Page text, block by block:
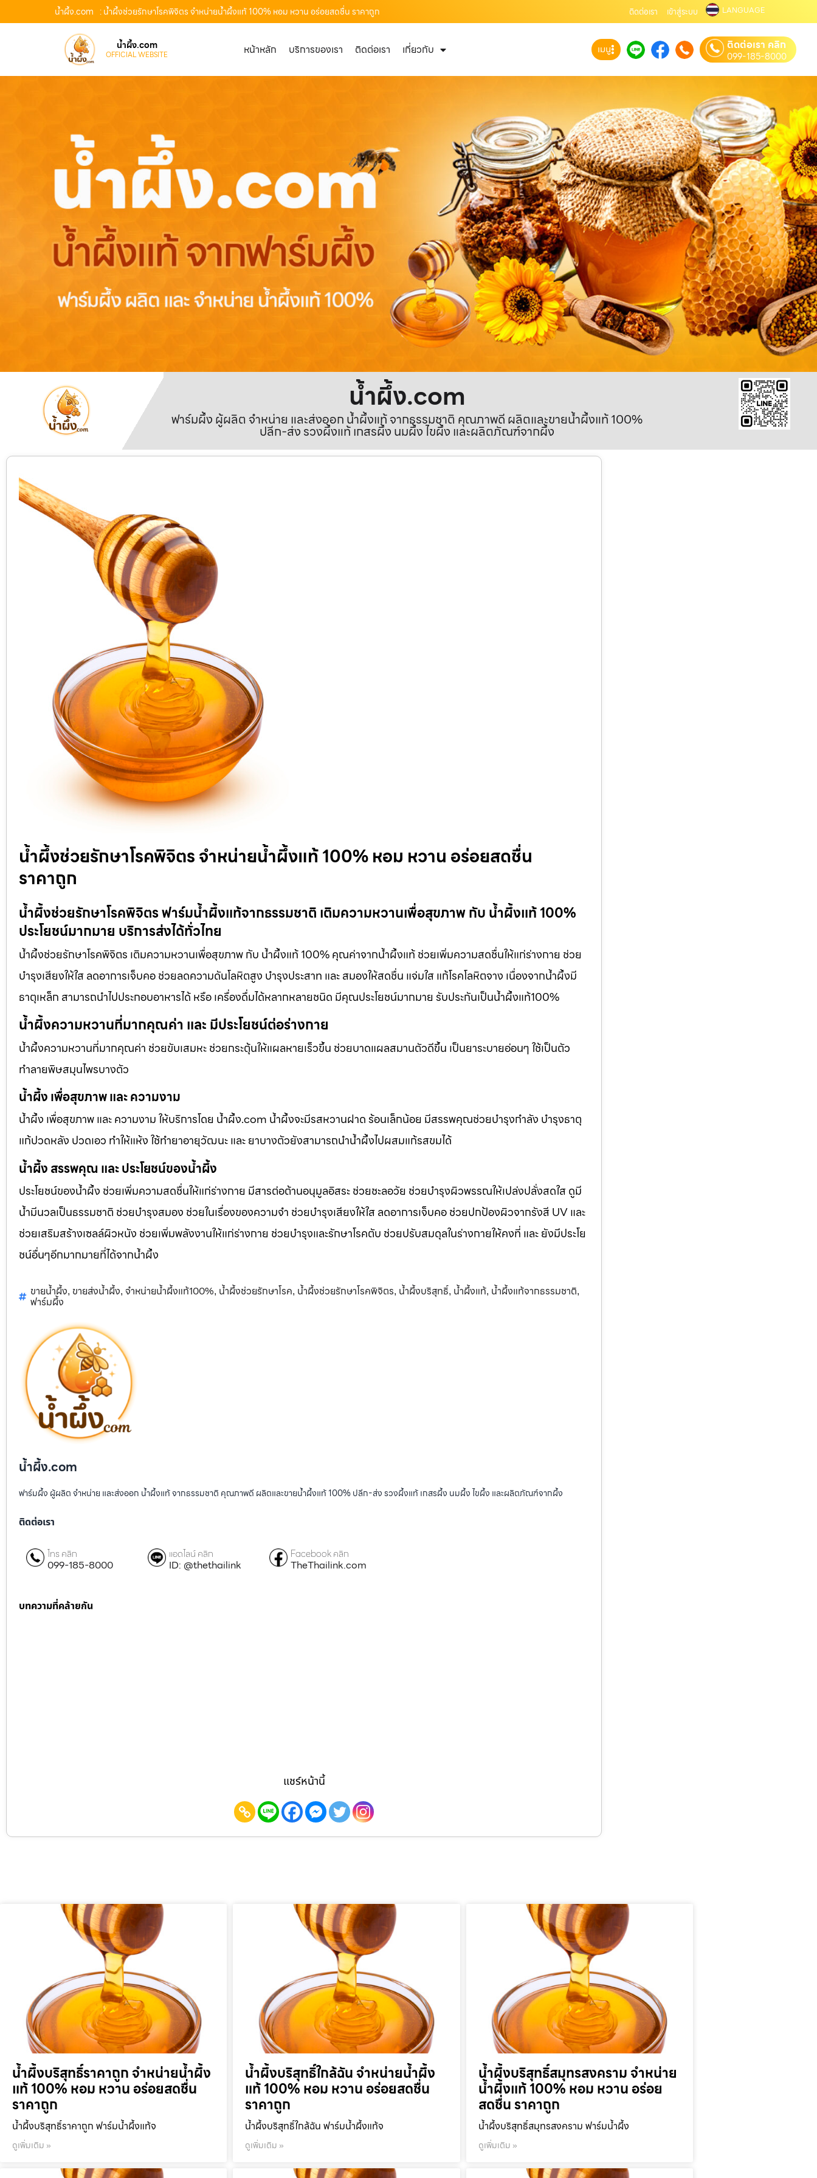
น้ำผึ้ง.com : น้ำผึ้งช่วยรักษาโรคพิจิตร จำหน่ายน้ำผึ้งแท้ 100% หอม หวาน อร่อยสดชื่น ราคาถูก ติดต่อเรา เข้าสู่ระบบ LANGUAGE
น้ำผึ้ง.com
OFFICIAL WEBSITE หน้าหลัก บริการของเรา ติดต่อเรา เกี่ยวกับ เมนู ติดต่อเรา คลิก
099-185-8000
น้ำผึ้ง.com
ฟาร์มผึ้ง ผู้ผลิต จำหน่าย และส่งออก น้ำผึ้งแท้ จากธรรมชาติ คุณภาพดี ผลิตและขายน้ำผึ้งแท้ 100%
ปลีก-ส่ง รวงผึ้งแท้ เกสรผึ้ง นมผึ้ง ไขผึ้ง และผลิตภัณฑ์จากผึ้ง
น้ำผึ้งช่วยรักษาโรคพิจิตร จำหน่ายน้ำผึ้งแท้ 100% หอม หวาน อร่อยสดชื่น
ราคาถูก
น้ำผึ้งช่วยรักษาโรคพิจิตร ฟาร์มน้ำผึ้งแท้จากธรรมชาติ เติมความหวานเพื่อสุขภาพ กับ น้ำผึ้งแท้ 100%
ประโยชน์มากมาย บริการส่งได้ทั่วไทย
น้ำผึ้งช่วยรักษาโรคพิจิตร เติมความหวานเพื่อสุขภาพ กับ น้ำผึ้งแท้ 100% คุณค่าจากน้ำผึ้งแท้ ช่วยเพิ่มความสดชื่นให้แก่ร่างกาย ช่วย
บำรุงเสียงให้ใส ลดอาการเจ็บคอ ช่วยลดความดันโลหิตสูง บำรุงประสาท และ สมองให้สดชื่น แจ่มใส แก้โรคโลหิตจาง เนื่องจากน้ำผึ้งมี
ธาตุเหล็ก สามารถนำไปประกอบอาหารได้ หรือ เครื่องดื่มได้หลากหลายชนิด มีคุณประโยชน์มากมาย รับประกันเป็นน้ำผึ้งแท้100%
น้ำผึ้งความหวานที่มากคุณค่า และ มีประโยชน์ต่อร่างกาย
น้ำผึ้งความหวานที่มากคุณค่า ช่วยขับเสมหะ ช่วยกระตุ้นให้แผลหายเร็วขึ้น ช่วยบาดแผลสมานตัวดีขึ้น เป็นยาระบายอ่อนๆ ใช้เป็นตัว
ทำลายพิษสมุนไพรบางตัว
น้ำผึ้ง เพื่อสุขภาพ และ ความงาม
น้ำผึ้ง เพื่อสุขภาพ และ ความงาม ให้บริการโดย น้ำผึ้ง.com น้ำผึ้งจะมีรสหวานฝาด ร้อนเล็กน้อย มีสรรพคุณช่วยบำรุงกำลัง บำรุงธาตุ
แก้ปวดหลัง ปวดเอว ทำให้แห้ง ใช้ทำยาอายุวัฒนะ และ ยาบางตัวยังสามารถนำน้ำผึ้งไปผสมแก้รสขมได้
น้ำผึ้ง สรรพคุณ และ ประโยชน์ของน้ำผึ้ง
ประโยชน์ของน้ำผึ้ง ช่วยเพิ่มความสดชื่นให้แก่ร่างกาย มีสารต่อต้านอนุมูลอิสระ ช่วยชะลอวัย ช่วยบำรุงผิวพรรณให้เปล่งปลั่งสดใส ดูมี
น้ำมีนวลเป็นธรรมชาติ ช่วยบำรุงสมอง ช่วยในเรื่องของความจำ ช่วยบำรุงเสียงให้ใส ลดอาการเจ็บคอ ช่วยปกป้องผิวจากรังสี UV และ
ช่วยเสริมสร้างเซลล์ผิวหนัง ช่วยเพิ่มพลังงานให้แก่ร่างกาย ช่วยบำรุงและรักษาโรคตับ ช่วยปรับสมดุลในร่างกายให้คงที่ และ ยังมีประโย
ชน์อื่นๆอีกมากมายที่ได้จากน้ำผึ้ง
ขายน้ำผึ้ง, ขายส่งน้ำผึ้ง, จำหน่ายน้ำผึ้งแท้100%, น้ำผึ้งช่วยรักษาโรค, น้ำผึ้งช่วยรักษาโรคพิจิตร, น้ำผึ้งบริสุทธิ์, น้ำผึ้งแท้, น้ำผึ้งแท้จากธรรมชาติ,
ฟาร์มผึ้ง
น้ำผึ้ง.com
ฟาร์มผึ้ง ผู้ผลิต จำหน่าย และส่งออก น้ำผึ้งแท้ จากธรรมชาติ คุณภาพดี ผลิตและขายน้ำผึ้งแท้ 100% ปลีก-ส่ง รวงผึ้งแท้ เกสรผึ้ง นมผึ้ง ไขผึ้ง และผลิตภัณฑ์จากผึ้ง
ติดต่อเรา
โทร คลิก
099-185-8000
แอดไลน์ คลิก
ID: @thethailink
Facebook คลิก
TheThailink.com
บทความที่คล้ายกัน
แชร์หน้านี้
น้ำผึ้งบริสุทธิ์ราคาถูก จำหน่ายน้ำผึ้ง
แท้ 100% หอม หวาน อร่อยสดชื่น
ราคาถูก
น้ำผึ้งบริสุทธิ์ราคาถูก ฟาร์มน้ำผึ้งแท้จ
ดูเพิ่มเติม »
น้ำผึ้งบริสุทธิ์ใกล้ฉัน จำหน่ายน้ำผึ้ง
แท้ 100% หอม หวาน อร่อยสดชื่น
ราคาถูก
น้ำผึ้งบริสุทธิ์ใกล้ฉัน ฟาร์มน้ำผึ้งแท้จ
ดูเพิ่มเติม »
น้ำผึ้งบริสุทธิ์สมุทรสงคราม จำหน่าย
น้ำผึ้งแท้ 100% หอม หวาน อร่อย
สดชื่น ราคาถูก
น้ำผึ้งบริสุทธิ์สมุทรสงคราม ฟาร์มน้ำผึ้ง
ดูเพิ่มเติม »